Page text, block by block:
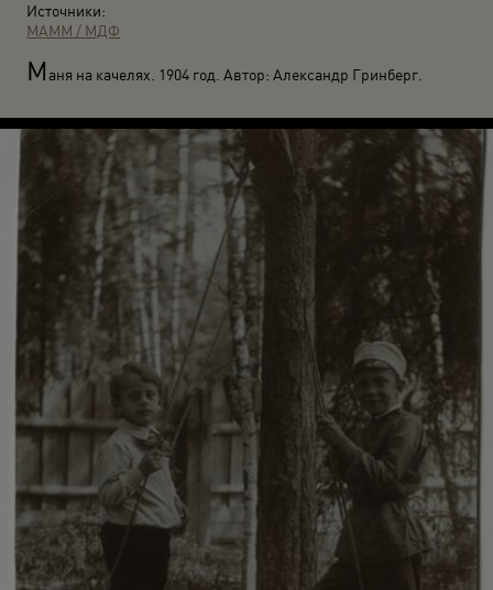
Источники:
МАММ / МДФ
М аня на качелях. 1904 год. Автор: Александр Гринберг.